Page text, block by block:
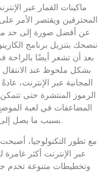
ماكينات القمار عبر
المحترفين ويقتصر الأمر
عن أفضل صورة إلى حد ما
ننصحك بتنزيل برنامج
بعد أن تشعر أيضًا
بشكل ملحوظ عند الانتقال
المجانية عبر الإنترنت،
الرموز المنتشرة حتى
المضاعفات في لعبة
مع تطور التكنولوجيا، أصبحت
عبر الإنترنت أكثر
وتخطيطات متنوعة تخدم